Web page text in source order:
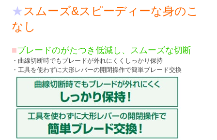
★ スムーズ&スピーディーな身のこ
なし
■ブレードのがたつき低減し、スムーズな切断
・曲線切断時でもブレードが外れにくくしっかり保持
・工具を使わずに大形レバーの開閉操作で簡単ブレード交換